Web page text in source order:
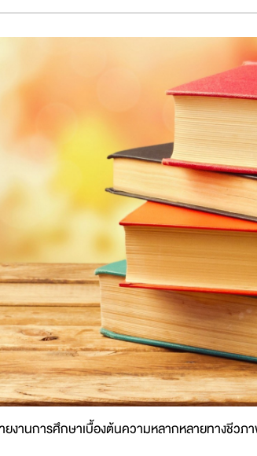
ยงานการศึกษาเบื้องต้นความหลากหลายทางชีวภ